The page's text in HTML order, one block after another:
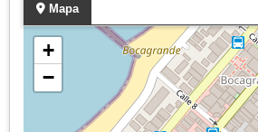
Mapa
+
−